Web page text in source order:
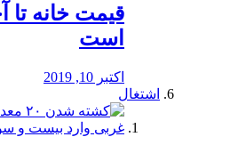
قیمت خانه
است
اکتبر 10, 2019
اشتغال